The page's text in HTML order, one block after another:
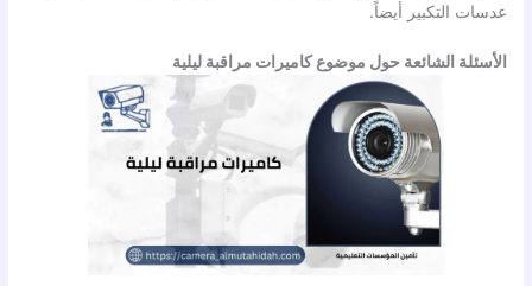
عدسات التكبير أيضاً.
الأسئلة الشائعة حول موضوع كاميرات مراقبة ليلية